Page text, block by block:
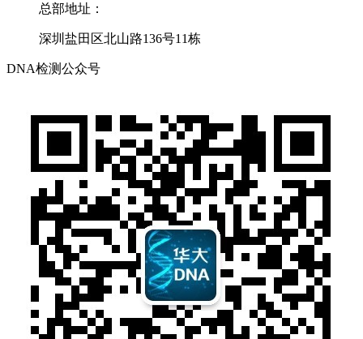
总部地址：
深圳盐田区北山路136号11栋
DNA检测公众号